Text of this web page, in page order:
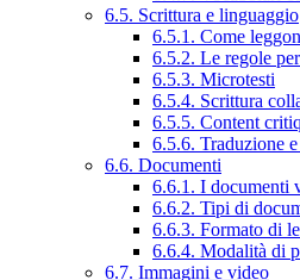
6.5. Scrittura e linguaggio
6.5.1. Come
6.5.2. Le regole
6.5.3. Microtesti
6.5.4. Scrittura
6.5.5. Content
6.5.6. Traduzione
6.6. Documenti
6.6.1. I documenti
6.6.2. Tipi di
6.6.3. Formato di
6.6.4. Modalità di
6.7. Immagini e video